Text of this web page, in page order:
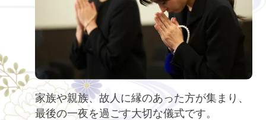
家族や親族、故人に縁のあった方が集まり、
最後の一夜を過ごす大切な儀式です。